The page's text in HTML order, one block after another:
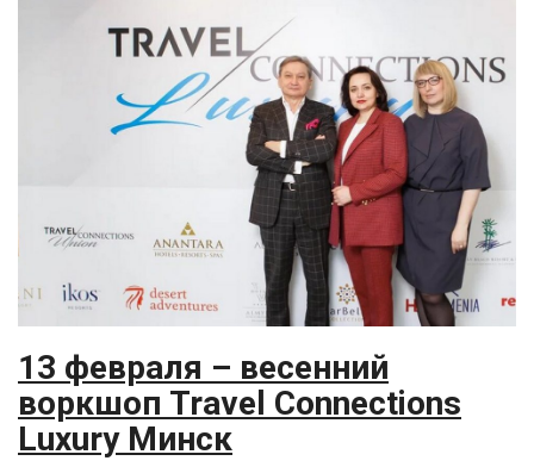
13 февраля – весенний
воркшоп Travel Connections
Luxury Минск